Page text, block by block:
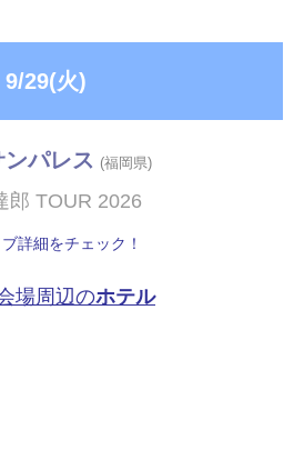
9/29(火)
パレス (福岡県)
郎 TOUR 2026
詳細をチェック！
場周辺のホテル